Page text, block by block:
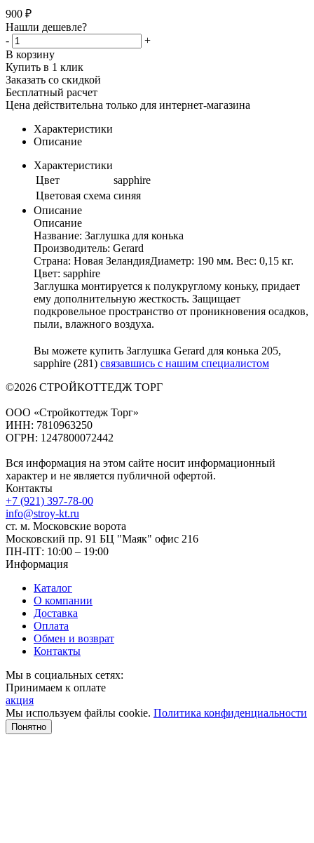
900 ₽
Нашли дешевле?
-
+
В корзину
Купить в 1 клик
Заказать со скидкой
Бесплатный расчет
Цена действительна только для интернет-магазина
Характеристики
Описание
Характеристики
Цвет
sapphire
Цветовая схема синяя
Описание
Описание
Название: Заглушка для конька
Производитель: Gerard
Страна: Новая ЗеландияДиаметр: 190 мм. Вес: 0,15 кг.
Цвет: sapphire
Заглушка монтируется к полукруглому коньку, придает
ему дополнительную жесткость. Защищает
подкровельное пространство от проникновения осадков,
пыли, влажного воздуха.
Вы можете купить Заглушка Gerard для конька 205,
sapphire (281) связавшись с нашим специалистом
©2026 СТРОЙКОТТЕДЖ ТОРГ
ООО «Стройкоттедж Торг»
ИНН: 7810963250
ОГРН: 1247800072442
Вся информация на этом сайте носит информационный
характер и не является публичной офертой.
Контакты
+7 (921) 397-78-00
info@stroy-kt.ru
ст. м. Московские ворота
Московский пр. 91 БЦ "Маяк" офис 216
ПН-ПТ: 10:00 – 19:00
Информация
Каталог
О компании
Доставка
Оплата
Обмен и возврат
Контакты
Мы в социальных сетях:
Принимаем к оплате
акция
Мы используем файлы cookie. Политика конфиденциальности
Понятно